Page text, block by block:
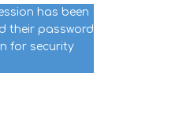
has been
their password
for security